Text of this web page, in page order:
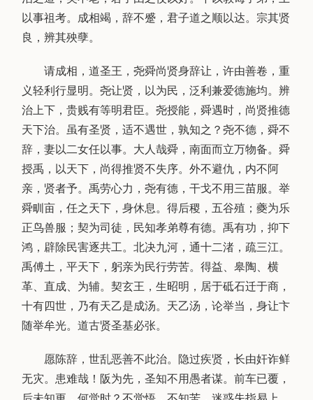
以事祖考。成相竭，辞不蹙，君子道之顺以达。宗其贤
良，辨其殃孽。
请成相，道圣王，尧舜尚贤身辞让，许由善卷，重
义轻利行显明。尧让贤，以为民，泛利兼爱德施均。辨
治上下，贵贱有等明君臣。尧授能，舜遇时，尚贤推德
天下治。虽有圣贤，适不遇世，孰知之？尧不德，舜不
辞，妻以二女任以事。大人哉舜，南面而立万物备。舜
授禹，以天下，尚得推贤不失序。外不避仇，内不阿
亲，贤者予。禹劳心力，尧有德，干戈不用三苗服。举
舜甽亩，任之天下，身休息。得后稷，五谷殖；夔为乐
正鸟兽服；契为司徒，民知孝弟尊有德。禹有功，抑下
鸿，辟除民害逐共工。北决九河，通十二渚，疏三江。
禹傅土，平天下，躬亲为民行劳苦。得益、皋陶、横
革、直成、为辅。契玄王，生昭明，居于砥石迁于商，
十有四世，乃有天乙是成汤。天乙汤，论举当，身让卞
随举牟光。道古贤圣基必张。
愿陈辞，世乱恶善不此治。隐过疾贤，长由奸诈鲜
无灾。患难哉！阪为先，圣知不用愚者谋。前车已覆，